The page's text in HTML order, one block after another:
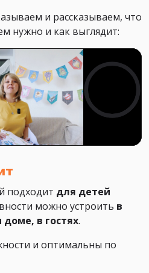
и рассказываем, что
нужно и как выглядит:
подходит для детей
можно устроить в
в гостях.
и оптимальны по